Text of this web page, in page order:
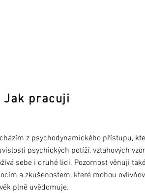
Jak pracuji
z psychodynamického přístupu,
psychických potíží, vztahových
sebe i druhé lidi. Pozornost věnuji
a zkušenostem, které mohou
plně uvědomuje.